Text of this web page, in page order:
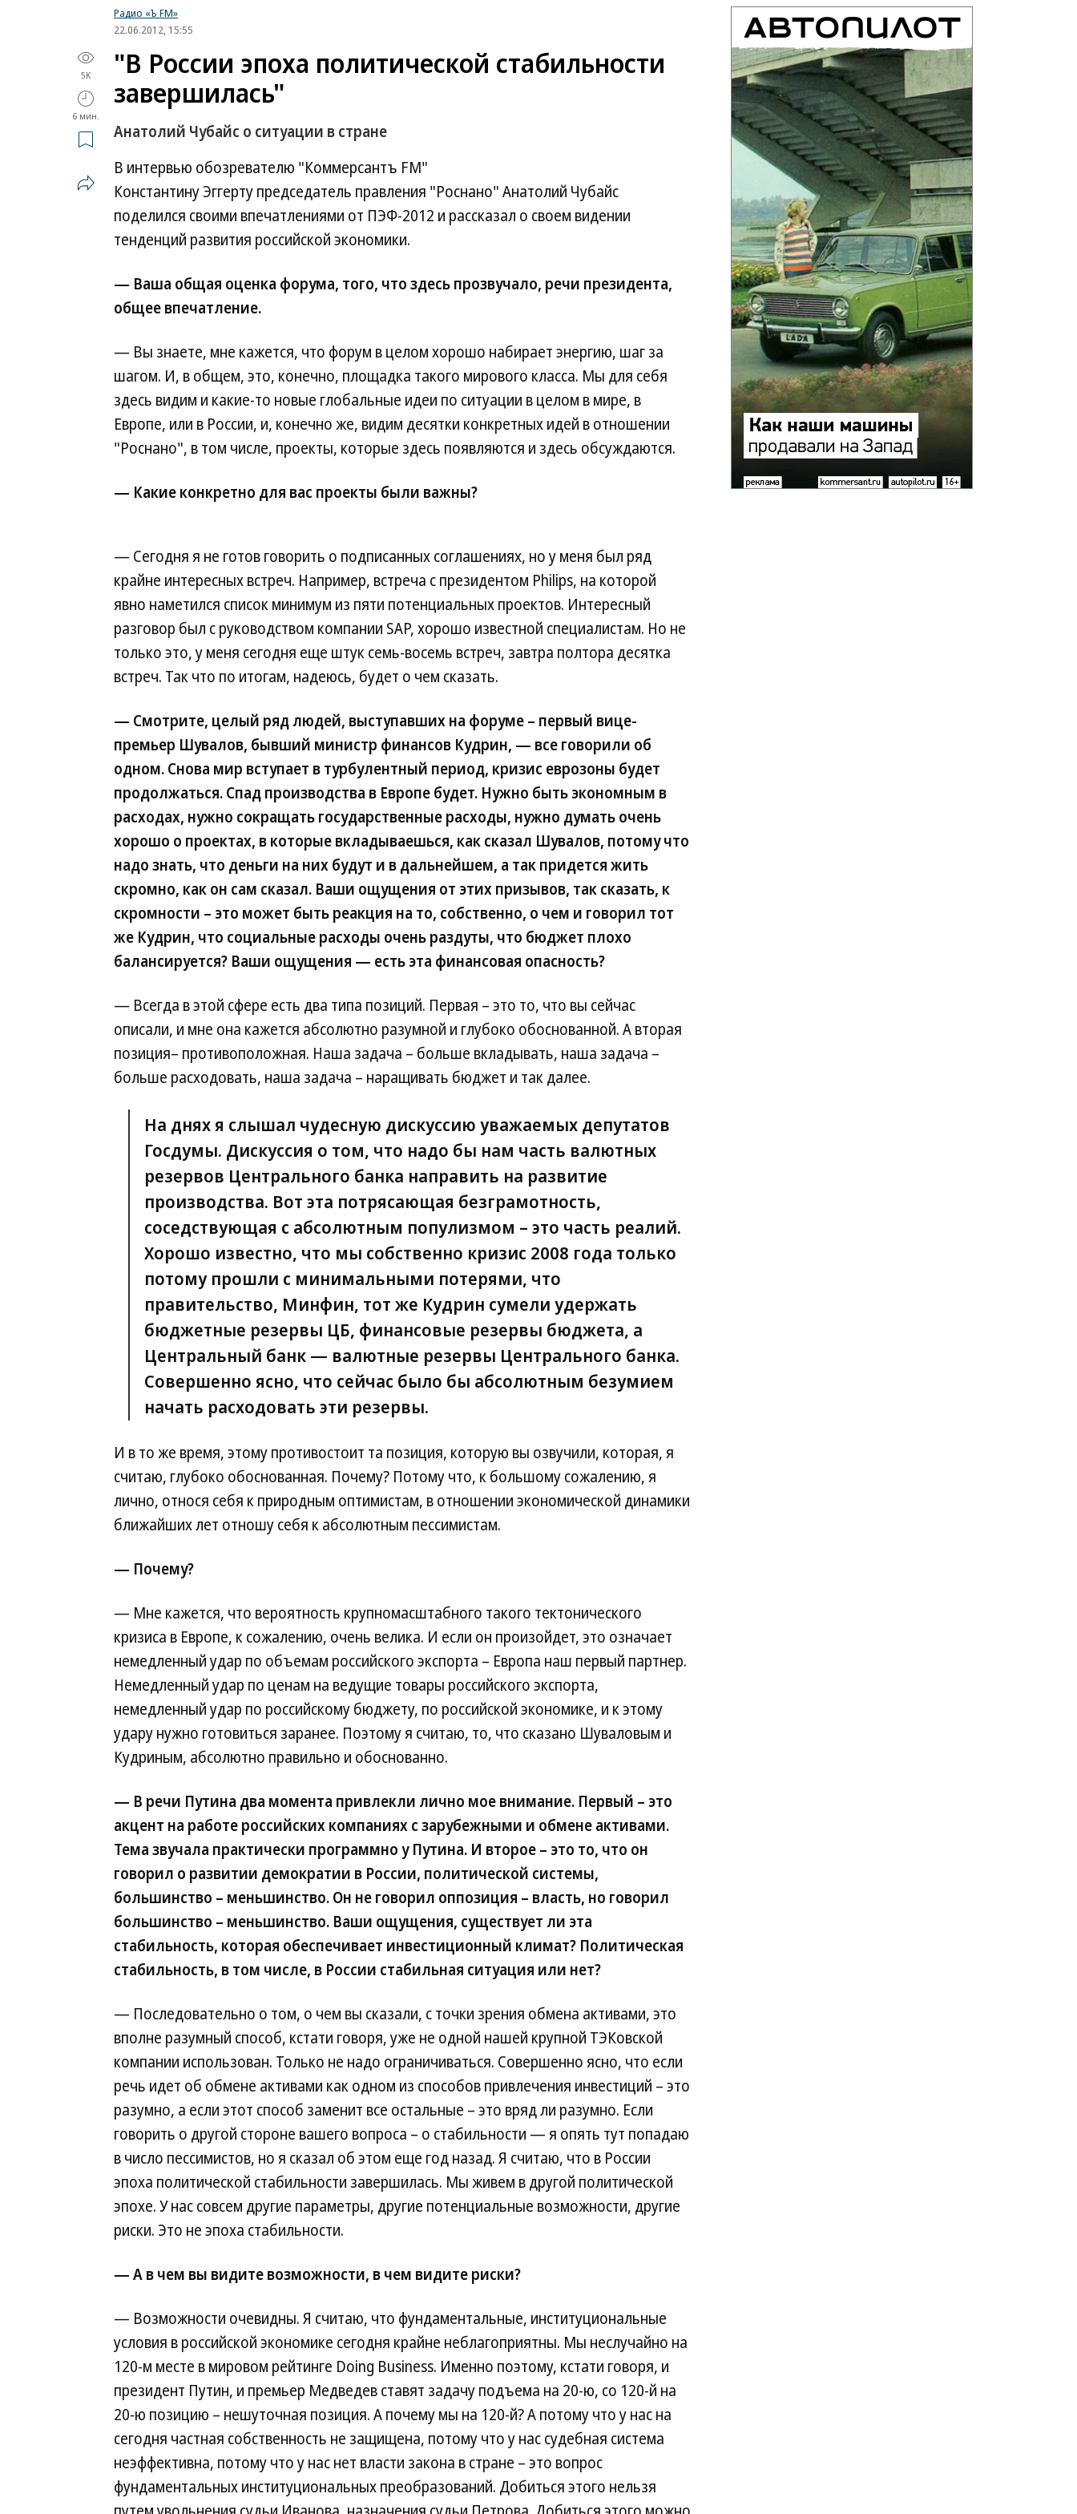
Радио «Ъ FM»
22.06.2012, 15:55
5K
6 мин.
"В России эпоха политической стабильности
завершилась"
Анатолий Чубайс о ситуации в стране
В интервью обозревателю "Коммерсантъ FM"
Константину Эггерту председатель правления "Роснано" Анатолий Чубайс
поделился своими впечатлениями от ПЭФ-2012 и рассказал о своем видении
тенденций развития российской экономики.
— Ваша общая оценка форума, того, что здесь прозвучало, речи президента,
общее впечатление.
— Вы знаете, мне кажется, что форум в целом хорошо набирает энергию, шаг за
шагом. И, в общем, это, конечно, площадка такого мирового класса. Мы для себя
здесь видим и какие-то новые глобальные идеи по ситуации в целом в мире, в
Европе, или в России, и, конечно же, видим десятки конкретных идей в отношении
"Роснано", в том числе, проекты, которые здесь появляются и здесь обсуждаются.
— Какие конкретно для вас проекты были важны?
— Сегодня я не готов говорить о подписанных соглашениях, но у меня был ряд
крайне интересных встреч. Например, встреча с президентом Philips, на которой
явно наметился список минимум из пяти потенциальных проектов. Интересный
разговор был с руководством компании SAP, хорошо известной специалистам. Но не
только это, у меня сегодня еще штук семь-восемь встреч, завтра полтора десятка
встреч. Так что по итогам, надеюсь, будет о чем сказать.
— Смотрите, целый ряд людей, выступавших на форуме – первый вице-
премьер Шувалов, бывший министр финансов Кудрин, — все говорили об
одном. Снова мир вступает в турбулентный период, кризис еврозоны будет
продолжаться. Спад производства в Европе будет. Нужно быть экономным в
расходах, нужно сокращать государственные расходы, нужно думать очень
хорошо о проектах, в которые вкладываешься, как сказал Шувалов, потому что
надо знать, что деньги на них будут и в дальнейшем, а так придется жить
скромно, как он сам сказал. Ваши ощущения от этих призывов, так сказать, к
скромности – это может быть реакция на то, собственно, о чем и говорил тот
же Кудрин, что социальные расходы очень раздуты, что бюджет плохо
балансируется? Ваши ощущения — есть эта финансовая опасность?
— Всегда в этой сфере есть два типа позиций. Первая – это то, что вы сейчас
описали, и мне она кажется абсолютно разумной и глубоко обоснованной. А вторая
позиция– противоположная. Наша задача – больше вкладывать, наша задача –
больше расходовать, наша задача – наращивать бюджет и так далее.
На днях я слышал чудесную дискуссию уважаемых депутатов
Госдумы. Дискуссия о том, что надо бы нам часть валютных
резервов Центрального банка направить на развитие
производства. Вот эта потрясающая безграмотность,
соседствующая с абсолютным популизмом – это часть реалий.
Хорошо известно, что мы собственно кризис 2008 года только
потому прошли с минимальными потерями, что
правительство, Минфин, тот же Кудрин сумели удержать
бюджетные резервы ЦБ, финансовые резервы бюджета, а
Центральный банк — валютные резервы Центрального банка.
Совершенно ясно, что сейчас было бы абсолютным безумием
начать расходовать эти резервы.
И в то же время, этому противостоит та позиция, которую вы озвучили, которая, я
считаю, глубоко обоснованная. Почему? Потому что, к большому сожалению, я
лично, относя себя к природным оптимистам, в отношении экономической динамики
ближайших лет отношу себя к абсолютным пессимистам.
— Почему?
— Мне кажется, что вероятность крупномасштабного такого тектонического
кризиса в Европе, к сожалению, очень велика. И если он произойдет, это означает
немедленный удар по объемам российского экспорта – Европа наш первый партнер.
Немедленный удар по ценам на ведущие товары российского экспорта,
немедленный удар по российскому бюджету, по российской экономике, и к этому
удару нужно готовиться заранее. Поэтому я считаю, то, что сказано Шуваловым и
Кудриным, абсолютно правильно и обоснованно.
— В речи Путина два момента привлекли лично мое внимание. Первый – это
акцент на работе российских компаниях с зарубежными и обмене активами.
Тема звучала практически программно у Путина. И второе – это то, что он
говорил о развитии демократии в России, политической системы,
большинство – меньшинство. Он не говорил оппозиция – власть, но говорил
большинство – меньшинство. Ваши ощущения, существует ли эта
стабильность, которая обеспечивает инвестиционный климат? Политическая
стабильность, в том числе, в России стабильная ситуация или нет?
— Последовательно о том, о чем вы сказали, с точки зрения обмена активами, это
вполне разумный способ, кстати говоря, уже не одной нашей крупной ТЭКовской
компании использован. Только не надо ограничиваться. Совершенно ясно, что если
речь идет об обмене активами как одном из способов привлечения инвестиций – это
разумно, а если этот способ заменит все остальные – это вряд ли разумно. Если
говорить о другой стороне вашего вопроса – о стабильности — я опять тут попадаю
в число пессимистов, но я сказал об этом еще год назад. Я считаю, что в России
эпоха политической стабильности завершилась. Мы живем в другой политической
эпохе. У нас совсем другие параметры, другие потенциальные возможности, другие
риски. Это не эпоха стабильности.
— А в чем вы видите возможности, в чем видите риски?
— Возможности очевидны. Я считаю, что фундаментальные, институциональные
условия в российской экономике сегодня крайне неблагоприятны. Мы неслучайно на
120-м месте в мировом рейтинге Doing Business. Именно поэтому, кстати говоря, и
президент Путин, и премьер Медведев ставят задачу подъема на 20-ю, со 120-й на
20-ю позицию – нешуточная позиция. А почему мы на 120-й? А потому что у нас на
сегодня частная собственность не защищена, потому что у нас судебная система
неэффективна, потому что у нас нет власти закона в стране – это вопрос
фундаментальных институциональных преобразований. Добиться этого нельзя